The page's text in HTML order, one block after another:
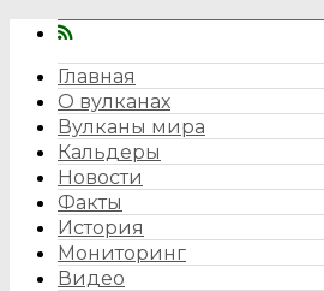
Главная
О вулканах
Вулканы мира
Кальдеры
Новости
Факты
История
Мониторинг
Видео